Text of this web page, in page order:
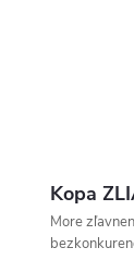
Kopa
More